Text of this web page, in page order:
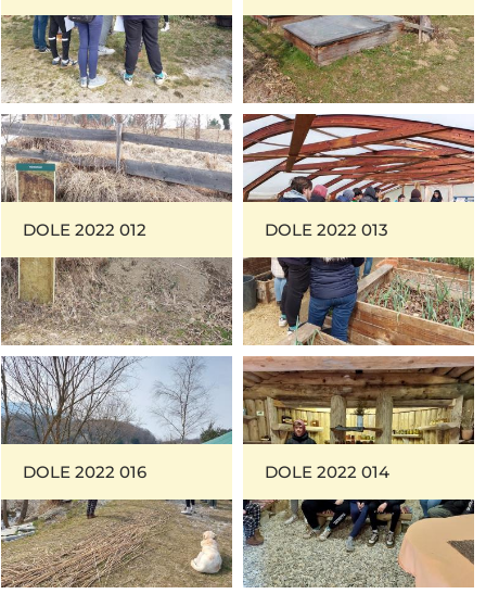
DOLE 2022 012 DOLE 2022 013
DOLE 2022 016 DOLE 2022 014